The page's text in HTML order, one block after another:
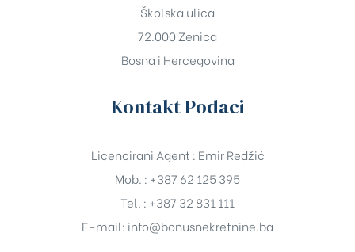
Školska ulica
72.000 Zenica
Bosna i Hercegovina
Kontakt Podaci
Licencirani Agent : Emir Redžić
Mob. : +387 62 125 395
Tel. : +387 32 831 111
E-mail: info@bonusnekretnine.ba